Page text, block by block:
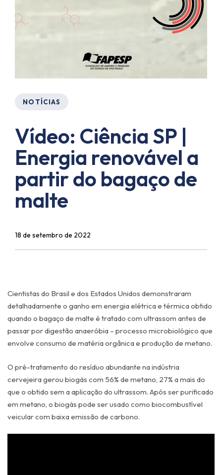
NOTÍCIAS
Vídeo: Ciência SP |
Energia renovável a
partir do bagaço de
malte
18 de setembro de 2022
Cientistas do Brasil e dos Estados Unidos demonstraram
detalhadamente o ganho em energia elétrica e térmica obtido
quando o bagaço de malte é tratado com ultrassom antes de
passar por digestão anaeróbia – processo microbiológico que
envolve consumo de matéria orgânica e produção de metano.
O pré-tratamento do resíduo abundante na indústria
cervejeira gerou biogás com 56% de metano, 27% a mais do
que o obtido sem a aplicação do ultrassom. Após ser purificado
em metano, o biogás pode ser usado como biocombustível
veicular com baixa emissão de carbono.